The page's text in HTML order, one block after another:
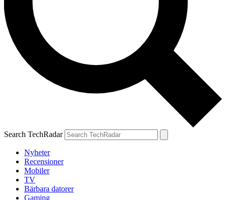
Search TechRadar
Nyheter
Recensioner
Mobiler
TV
Bärbara datorer
Gaming